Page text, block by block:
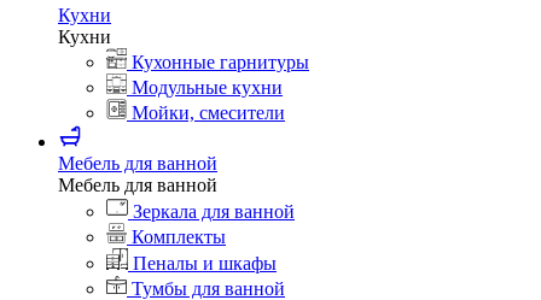
Кухни
Кухни
Кухонные гарнитуры
Модульные кухни
Мойки, смесители
Мебель для ванной
Мебель для ванной
Зеркала для ванной
Комплекты
Пеналы и шкафы
Тумбы для ванной